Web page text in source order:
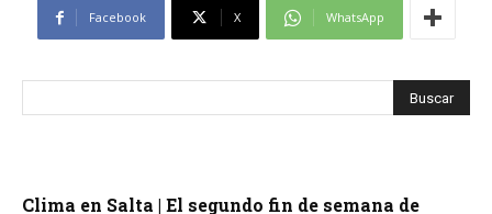
Facebook X WhatsApp
Clima en Salta | El segundo fin de semana de